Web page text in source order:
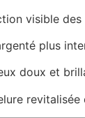
visible
plus
doux et
revitalisée